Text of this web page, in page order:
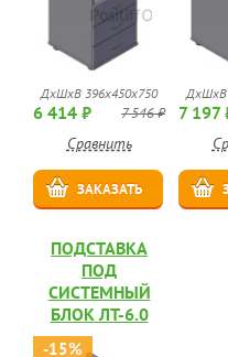
ДхШхВ 396х450х750
6 414 ₽ 7 546 ₽
Сравнить
ЗАКАЗАТЬ
ДхШхВ
7 197
ПОДСТАВКА
ПОД
СИСТЕМНЫЙ
БЛОК ЛТ-6.0
-15%